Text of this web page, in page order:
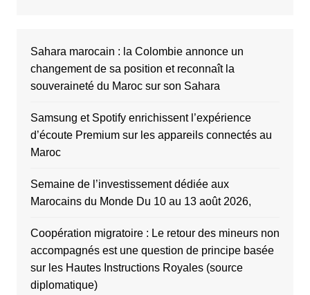
Sahara marocain : la Colombie annonce un
changement de sa position et reconnaît la
souveraineté du Maroc sur son Sahara
Samsung et Spotify enrichissent l’expérience
d’écoute Premium sur les appareils connectés au
Maroc
Semaine de l’investissement dédiée aux
Marocains du Monde Du 10 au 13 août 2026,
Coopération migratoire : Le retour des mineurs non
accompagnés est une question de principe basée
sur les Hautes Instructions Royales (source
diplomatique)